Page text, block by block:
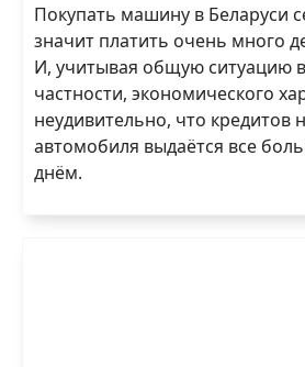
Покупать машину в Беларуси
значит платить очень много
И, учитывая общую ситуацию
частности, экономического
неудивительно, что кредитов
автомобиля выдаётся все
днём.